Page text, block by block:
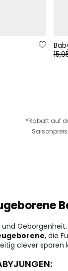
*Rabatt auf
Saisonpreis
, die
clever sparen